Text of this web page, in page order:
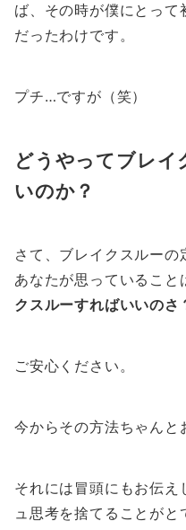
ば、その時が僕にとって
だったわけです。
プチ…ですが（笑）
どうやってブレイ
いのか？
さて、ブレイクスルー
あなたが思っていること
クスルーすればいいのさ
ご安心ください。
今からその方法ちゃんと
それには冒頭にもお伝え
ュ思考を捨てることが